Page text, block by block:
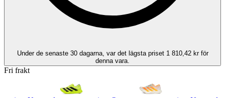
Under de senaste 30 dagarna, var det lägsta priset 1 810,42 kr för
denna vara.
Fri frakt